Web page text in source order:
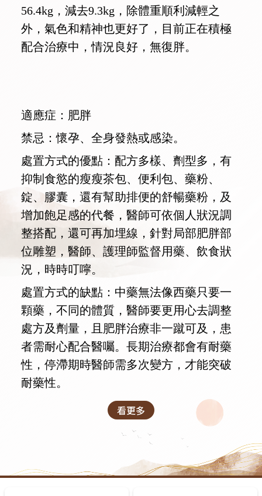
56.4kg，減去9.3kg，除體重順利減輕之
外，氣色和精神也更好了，目前正在積極
配合治療中，情況良好，無復胖。
適應症：肥胖
禁忌：懷孕、全身發熱或感染。
處置方式的優點：配方多樣、劑型多，有
抑制食慾的瘦瘦茶包、便利包、藥粉、
錠、膠囊，還有幫助排便的舒暢藥粉，及
增加飽足感的代餐，醫師可依個人狀況調
整搭配，還可再加埋線，針對局部肥胖部
位雕塑，醫師、護理師監督用藥、飲食狀
況，時時叮嚀。
處置方式的缺點：中藥無法像西藥只要一
顆藥，不同的體質，醫師要更用心去調整
處方及劑量，且肥胖治療非一蹴可及，患
者需耐心配合醫囑。長期治療都會有耐藥
性，停滯期時醫師需多次變方，才能突破
耐藥性。
看更多